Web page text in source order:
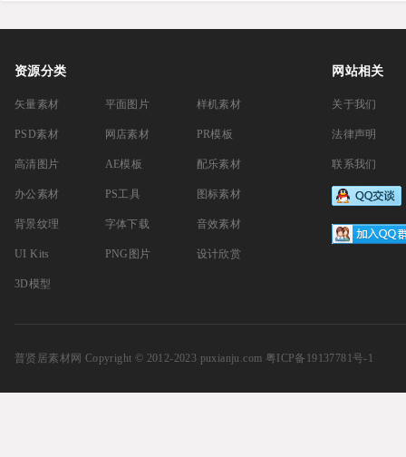
资源分类
矢量素材
PSD素材
高清图片
办公素材
背景纹理
UI Kits
3D模型
平面图片
网店素材
AE模板
PS工具
字体下载
PNG图片
样机素材
PR模板
配乐素材
图标素材
音效素材
设计欣赏
网站相关
关于我们
法律声明
联系我们
普贤居素材网 Copyright © 2012-2023 puxianju.com 粤ICP备19137781号-1